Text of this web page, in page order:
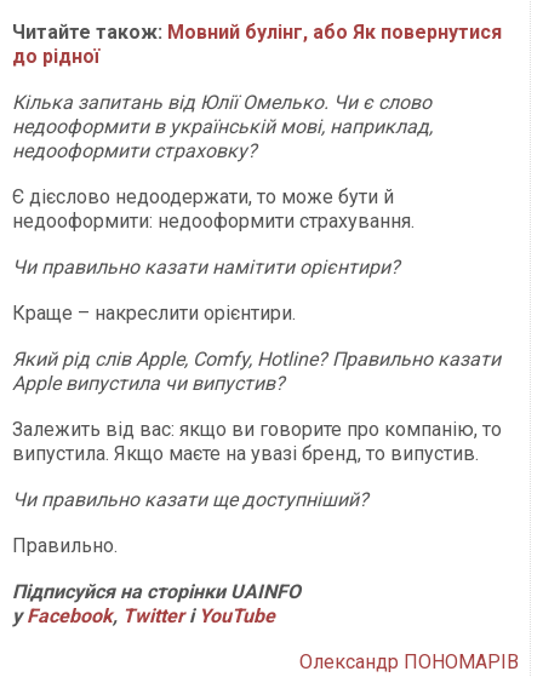
Читайте також: Мовний булінг, або Як повернутися
до рідної
Кілька запитань від Юлії Омелько. Чи є слово
недооформити в українській мові, наприклад,
недооформити страховку?
Є дієслово недоодержати, то може бути й
недооформити: недооформити страхування.
Чи правильно казати намітити орієнтири?
Краще – накреслити орієнтири.
Який рід слів Apple, Comfy, Hotline? Правильно казати
Apple випустила чи випустив?
Залежить від вас: якщо ви говорите про компанію, то
випустила. Якщо маєте на увазі бренд, то випустив.
Чи правильно казати ще доступніший?
Правильно.
Підписуйся на сторінки UAINFO
уFacebook, Twitter і YouTube
Олександр ПОНОМАРІВ